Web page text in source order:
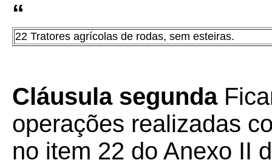
“
22 Tratores agrícolas de rodas, sem esteiras.
Cláusula segunda
operações realizadas
no item 22 do Anexo II